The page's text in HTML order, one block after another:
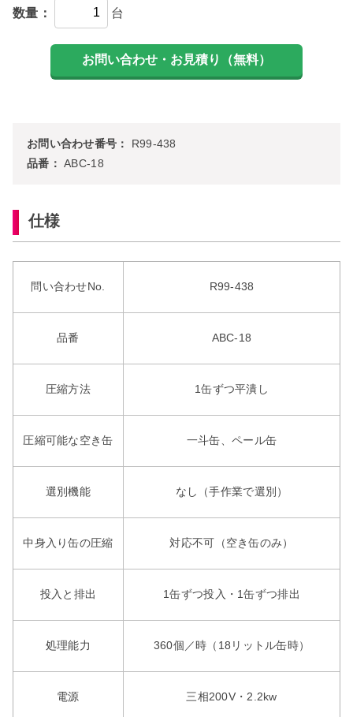
数量： 台
お問い合わせ番号：
R99-438
品番： ABC-18
仕様
問い合わせNo. R99-438
品番 ABC-18
圧縮方法 1缶ずつ平潰し
圧縮可能な空き缶 一斗缶、ペール缶
選別機能 なし（手作業で選別）
中身入り缶の圧縮 対応不可（空き缶のみ）
投入と排出 1缶ずつ投入・1缶ずつ排出
処理能力 360個／時（18リットル缶時）
電源 三相200V・2.2kw